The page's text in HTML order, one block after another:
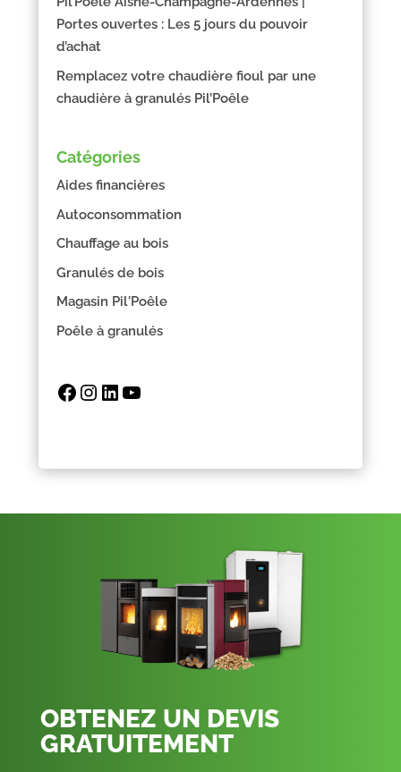
Portes ouvertes : Les 5 jours du pouvoir
d’achat
Remplacez votre chaudière fioul par une
chaudière à granulés Pil’Poêle
Catégories
Aides financières
Autoconsommation
Chauffage au bois
Granulés de bois
Magasin Pil'Poêle
Poêle à granulés
Facebook
Instagram
LinkedIn
OBTENEZ UN DEVIS
GRATUITEMENT